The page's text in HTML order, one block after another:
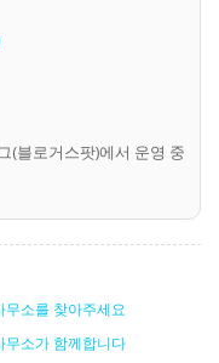
(블로거스팟)에서 운영 중
무소를 찾아주세요
무소가 함께합니다